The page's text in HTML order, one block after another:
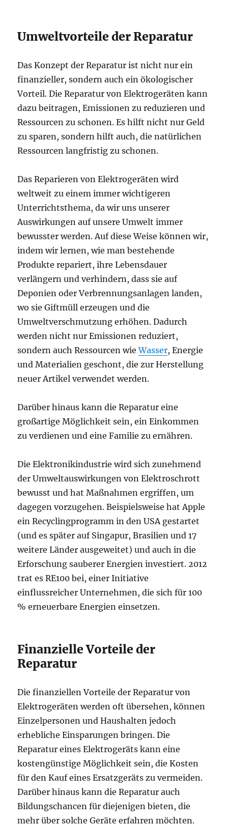
Umweltvorteile der Reparatur
Das Konzept der Reparatur ist nicht nur ein
finanzieller, sondern auch ein ökologischer
Vorteil. Die Reparatur von Elektrogeräten kann
dazu beitragen, Emissionen zu reduzieren und
Ressourcen zu schonen. Es hilft nicht nur Geld
zu sparen, sondern hilft auch, die natürlichen
Ressourcen langfristig zu schonen.
Das Reparieren von Elektrogeräten wird
weltweit zu einem immer wichtigeren
Unterrichtsthema, da wir uns unserer
Auswirkungen auf unsere Umwelt immer
bewusster werden. Auf diese Weise können wir,
indem wir lernen, wie man bestehende
Produkte repariert, ihre Lebensdauer
verlängern und verhindern, dass sie auf
Deponien oder Verbrennungsanlagen landen,
wo sie Giftmüll erzeugen und die
Umweltverschmutzung erhöhen. Dadurch
werden nicht nur Emissionen reduziert,
sondern auch Ressourcen wieWasser, Energie
und Materialien geschont, die zur Herstellung
neuer Artikel verwendet werden.
Darüber hinaus kann die Reparatur eine
großartige Möglichkeit sein, ein Einkommen
zu verdienen und eine Familie zu ernähren.
Die Elektronikindustrie wird sich zunehmend
der Umweltauswirkungen von Elektroschrott
bewusst und hat Maßnahmen ergriffen, um
dagegen vorzugehen. Beispielsweise hat Apple
ein Recyclingprogramm in den USA gestartet
(und es später auf Singapur, Brasilien und 17
weitere Länder ausgeweitet) und auch in die
Erforschung sauberer Energien investiert. 2012
trat es RE100 bei, einer Initiative
einflussreicher Unternehmen, die sich für 100
% erneuerbare Energien einsetzen.
Finanzielle Vorteile der
Reparatur
Die finanziellen Vorteile der Reparatur von
Elektrogeräten werden oft übersehen, können
Einzelpersonen und Haushalten jedoch
erhebliche Einsparungen bringen. Die
Reparatur eines Elektrogeräts kann eine
kostengünstige Möglichkeit sein, die Kosten
für den Kauf eines Ersatzgeräts zu vermeiden.
Darüber hinaus kann die Reparatur auch
Bildungschancen für diejenigen bieten, die
mehr über solche Geräte erfahren möchten.